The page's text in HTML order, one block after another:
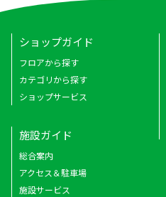
ショップガイド
フロアから探す
カテゴリから探す
ショップサービス
施設ガイド
総合案内
アクセス＆駐車場
施設サービス